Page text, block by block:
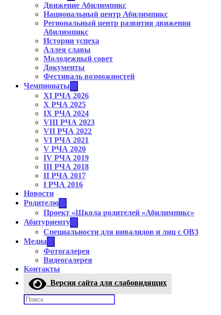
Движение Абилимпикс
Национальный центр Абилимпикс
Региональный центр развития движения
Абилимпикс
Истории успеха
Аллея славы
Молодежный совет
Документы
Фестиваль возможностей
Чемпионаты
XI РЧА 2026
X РЧА 2025
IX РЧА 2024
VIII РЧА 2023
VII РЧА 2022
VI РЧА 2021
V РЧА 2020
IV РЧА 2019
III РЧА 2018
II РЧА 2017
I РЧА 2016
Новости
Родителю
Проект «Школа родителей «Абилимпикс»
Абитуриенту
Cпециальности для инвалидов и лиц с ОВЗ
Медиа
Фотогалерея
Видеогалерея
Контакты
Версия сайта для слабовидящих
Поиск: